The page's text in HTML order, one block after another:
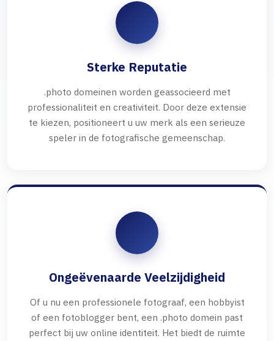
Sterke Reputatie
.photo domeinen worden geassocieerd met
professionaliteit en creativiteit. Door deze extensie
te kiezen, positioneert u uw merk als een serieuze
speler in de fotografische gemeenschap.
Ongeëvenaarde Veelzijdigheid
Of u nu een professionele fotograaf, een hobbyist
of een fotoblogger bent, een .photo domein past
perfect bij uw online identiteit. Het biedt de ruimte